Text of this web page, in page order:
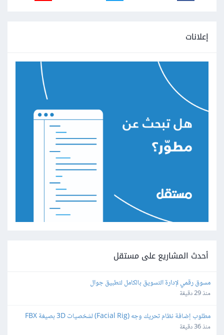
إعلانات
أحدث المشاريع على مستقل
مسوق رقمي لإدارة التسويق بالكامل لتطبيق جوال
منذ 29 دقيقة
باستخدام Blender
منذ 36 دقيقة